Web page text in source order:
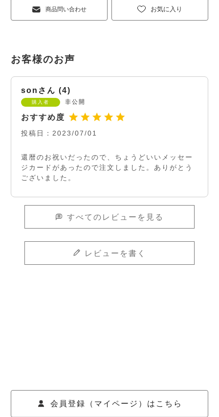
お気に入り
商品問い合わせ
son 4
購入者 非公開
投稿日 2023/07/01
還暦のお祝いだったので、ちょうどいいメッセー
ジカードがあったので注文しました。ありがとう
ございました。
すべてのレビューを見る
レビューを書く
会員登録（マイページ）はこちら